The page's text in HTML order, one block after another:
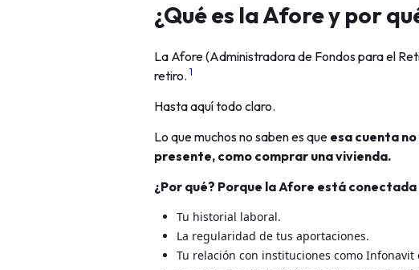
¿Qué es la Afore y por
La Afore (Administradora de Fondos para el
retiro. 1
Hasta aquí todo claro.
Lo que muchos no saben es que esa cuenta
presente, como comprar una vivienda.
¿Por qué? Porque la Afore está
Tu historial laboral.
La regularidad de tus aportaciones.
Tu relación con instituciones como Infonavit